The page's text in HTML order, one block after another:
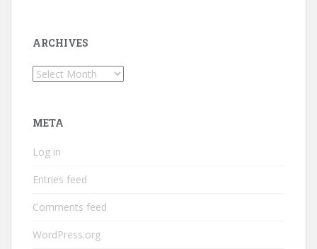
ARCHIVES
Archives
META
Log in
Entries feed
Comments feed
WordPress.org